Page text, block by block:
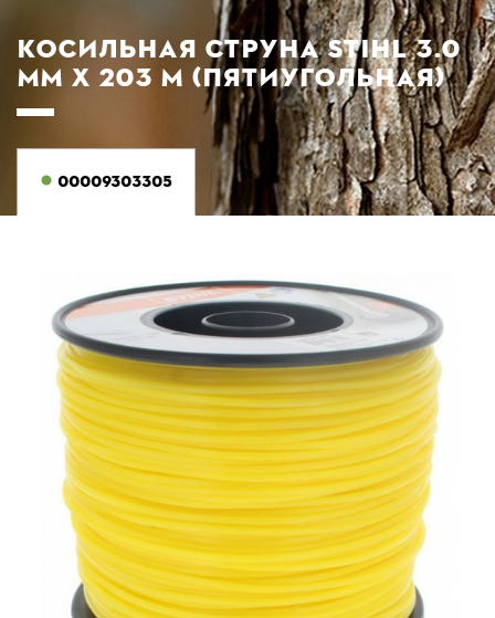
КОСИЛЬНАЯ СТРУНА STIHL 3.0
ММ Х 203 М (ПЯТИУГОЛЬНАЯ)
00009303305